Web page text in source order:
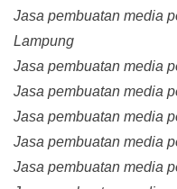
Jasa pembuatan media
Lampung
Jasa pembuatan media
Jasa pembuatan media
Jasa pembuatan media
Jasa pembuatan media
Jasa pembuatan media